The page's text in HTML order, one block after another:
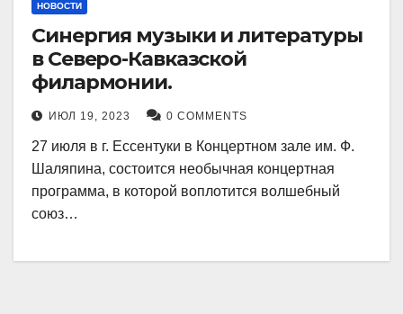
НОВОСТИ
Синергия музыки и литературы
в Северо-Кавказской
филармонии.
ИЮЛ 19, 2023 0 COMMENTS
27 июля в г. Ессентуки в Концертном зале им. Ф.
Шаляпина, состоится необычная концертная
программа, в которой воплотится волшебный
союз…